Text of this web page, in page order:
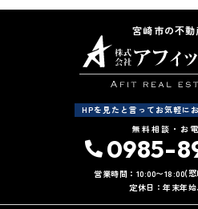
宮崎市の不
HPを見たと言ってお気軽に
無料相談・お
0985-
営業時間：10:00〜18:00(窓
定休日：年末年